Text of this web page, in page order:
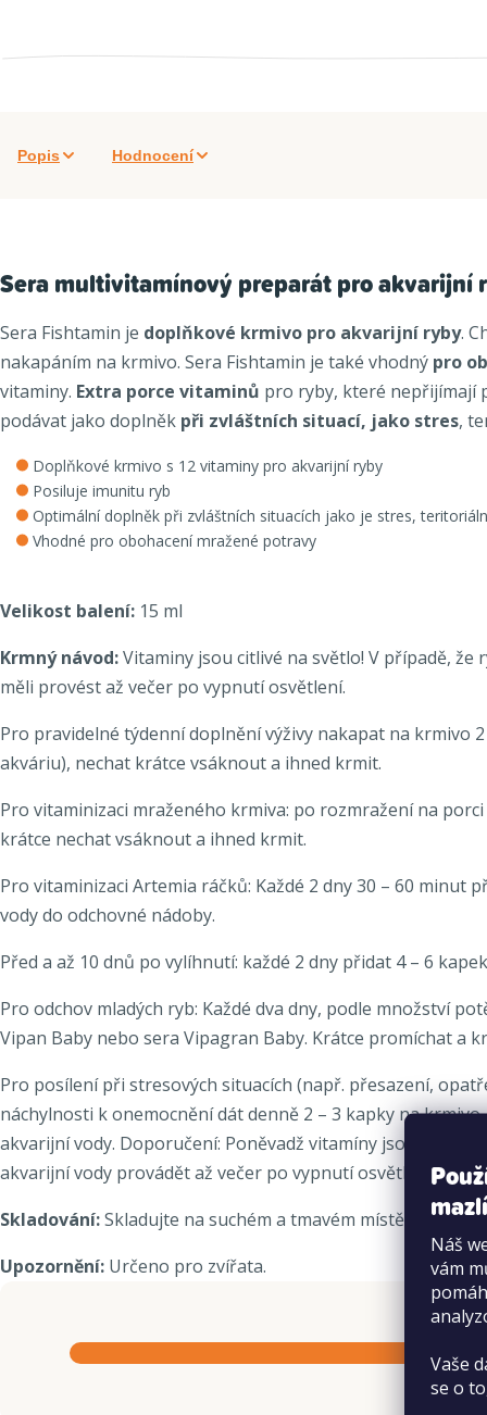
Náš
vám
Vaše
se o
Popis Hodnocení
Sera multivitamínový preparát pro akvarijní
Sera Fishtamin je doplňkové krmivo pro akvarijní ryby.
nakapáním na krmivo. Sera Fishtamin je také vhodný pro
vitaminy. Extra porce vitaminů pro ryby, které nepřijímají
podávat jako doplněk při zvláštních situací, jako stres,
Doplňkové krmivo s 12 vitaminy pro akvarijní ryby
Posiluje imunitu ryb
Optimální doplněk při zvláštních situacích jako je stres,
Vhodné pro obohacení mražené potravy
Velikost balení: 15 ml
Krmný návod:Vitaminy jsou citlivé na světlo! V případě,
měli provést až večer po vypnutí osvětlení.
Pro pravidelné týdenní doplnění výživy nakapat na krmivo
akváriu), nechat krátce vsáknout a ihned krmit.
Pro vitaminizaci mraženého krmiva: po rozmražení na
krátce nechat vsáknout a ihned krmit.
Pro vitaminizaci Artemia ráčků: Každé 2 dny 30 – 60 minut
vody do odchovné nádoby.
Před a až 10 dnů po vylíhnutí: každé 2 dny přidat 4 – 6
Pro odchov mladých ryb: Každé dva dny, podle množství
Vipan Baby nebo sera Vipagran Baby. Krátce promíchat a
Pro posílení při stresových situacích (např. přesazení,
náchylnosti k onemocnění dát denně 2 – 3 kapky na
akvarijní vody. Doporučení: Poněvadž vitamíny jsou citlivé
akvarijní vody provádět až večer po vypnutí osvětlení.
Skladování:Skladujte na suchém a tmavém místě.
Upozornění: Určeno pro zvířata.